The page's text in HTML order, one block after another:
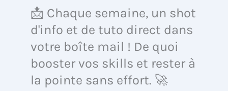
📩 Chaque semaine, un shot
d'info et de tuto direct dans
votre boîte mail ! De quoi
booster vos skills et rester à
la pointe sans effort. 🚀